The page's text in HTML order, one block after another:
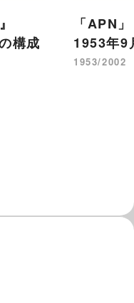
構成
「APN
1953年9
1953/2002